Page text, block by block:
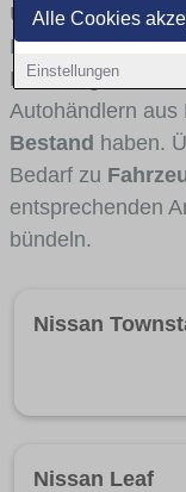
Alle Cookies
Einstellungen
Umlandverkehr
Fahrertypen die
Fahrzeuge
Autohändlern aus
Bestand haben.
Bedarf zu
entsprechenden
bündeln.
Nissan
Nissan Leaf